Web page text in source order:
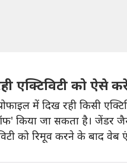
एक्टिविटी को ऐसे
में दिख रही किसी
किया जा सकता है।
को रिमूव करने के बाद